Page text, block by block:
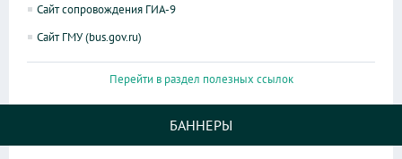
Сайт сопровождения ГИА-9
Сайт ГМУ (bus.gov.ru)
Перейти в раздел полезных ссылок
БАННЕРЫ